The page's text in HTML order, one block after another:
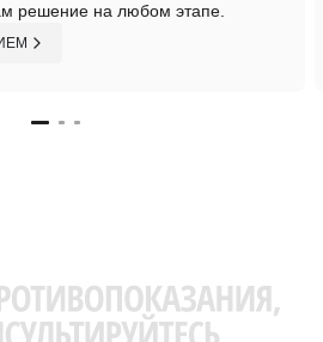
решение на любом этапе.